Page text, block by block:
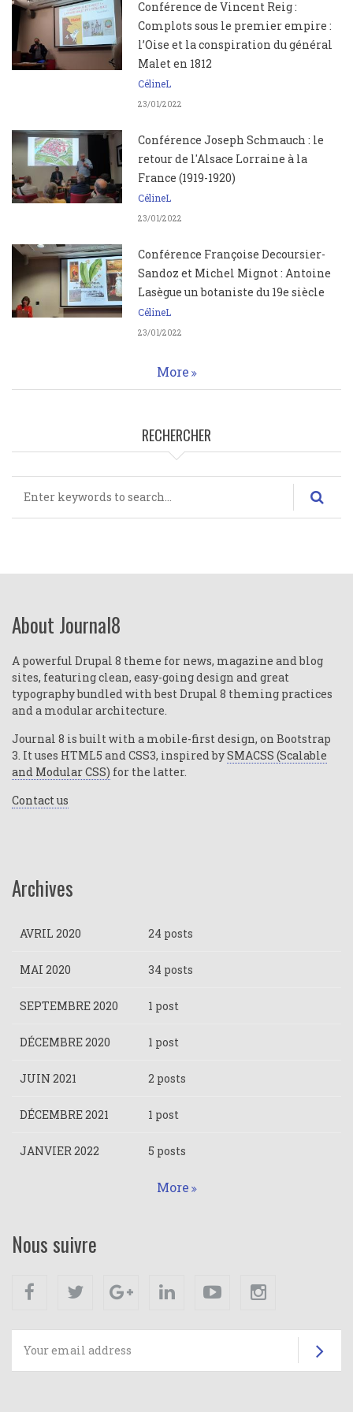
Conférence de Vincent Reig :
Complots sous le premier empire :
l’Oise et la conspiration du général
Malet en 1812
CélineL
23/01/2022
Conférence Joseph Schmauch : le
retour de l'Alsace Lorraine à la
France (1919-1920)
CélineL
23/01/2022
Conférence Françoise Decoursier-
Sandoz et Michel Mignot : Antoine
Lasègue un botaniste du 19e siècle
CélineL
23/01/2022
More
RECHERCHER
About Journal8
A powerful Drupal 8 theme for news, magazine and blog
sites, featuring clean, easy-going design and great
typography bundled with best Drupal 8 theming practices
and a modular architecture.
Journal 8 is built with a mobile-first design, on Bootstrap
3. It uses HTML5 and CSS3, inspired bySMACSS (Scalable
and Modular CSS) for the latter.
Contact us
Archives
AVRIL 2020 24 posts
MAI 2020 34 posts
SEPTEMBRE 2020 1 post
DÉCEMBRE 2020 1 post
JUIN 2021 2 posts
DÉCEMBRE 2021 1 post
JANVIER 2022 5 posts
More
Nous suivre
Facebook Twitter Google+ Linkedin Youtube